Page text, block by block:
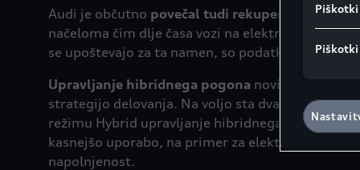
Audi je občutno povečal tudi rekuperacijsko moč
načeloma čim dlje časa vozi na elektromotor,
se upoštevajo za ta namen, so podatki o poti,
Upravljanje hibridnega pogona novih modelov
strategijo delovanja. Na voljo sta dva
režima
režimu Hybrid upravljanje hibridnega pogona
kasnejšo uporabo, na primer za električno
napolnjenost.